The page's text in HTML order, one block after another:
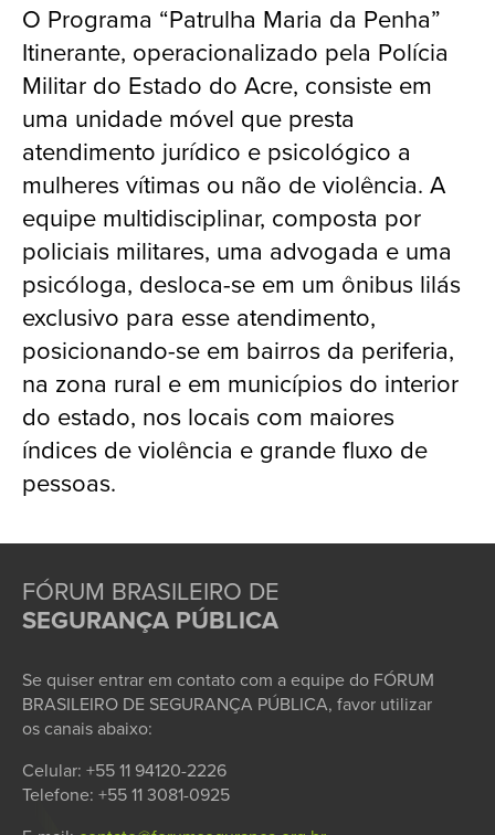
O Programa “Patrulha Maria da Penha”
Itinerante, operacionalizado pela Polícia
Militar do Estado do Acre, consiste em
uma unidade móvel que presta
atendimento jurídico e psicológico a
mulheres vítimas ou não de violência. A
equipe multidisciplinar, composta por
policiais militares, uma advogada e uma
psicóloga, desloca-se em um ônibus lilás
exclusivo para esse atendimento,
posicionando-se em bairros da periferia,
na zona rural e em municípios do interior
do estado, nos locais com maiores
índices de violência e grande fluxo de
pessoas.
FÓRUM BRASILEIRO DE
SEGURANÇA PÚBLICA
Se quiser entrar em contato com a equipe do FÓRUM
BRASILEIRO DE SEGURANÇA PÚBLICA, favor utilizar
os canais abaixo:
Celular: +55 11 94120-2226
Telefone: +55 11 3081-0925